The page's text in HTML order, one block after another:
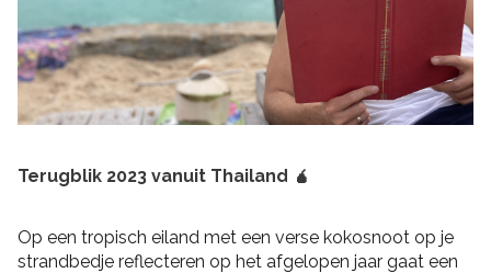
Terugblik 2023 vanuit Thailand 🧉
Op een tropisch eiland met een verse kokosnoot op je
strandbedje reflecteren op het afgelopen jaar gaat een